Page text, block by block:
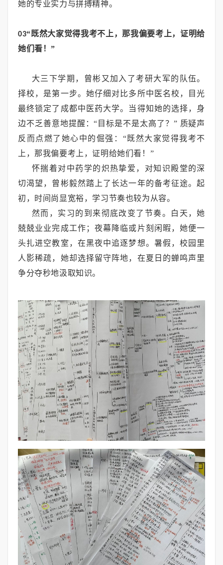
她的专业实力与拼搏精神。
03“既然大家觉得我考不上，那我偏要考上，证明给
她们看！”
大三下学期，曾彬又加入了考研大军的队伍。
择校，是第一步。她仔细对比多所中医名校，目光
最终锁定了成都中医药大学。当得知她的选择，身
边不乏善意地提醒：“目标是不是太高了？” 质疑声
反而点燃了她心中的倔强：“既然大家觉得我考不
上，那我偏要考上，证明给她们看！”
怀揣着对中药学的炽热挚爱，对知识殿堂的深
切渴望，曾彬毅然踏上了长达一年的备考征途。起
初，时间尚显宽裕，学习节奏也较为从容。
然而，实习的到来彻底改变了节奏。白天，她
兢兢业业完成工作；夜幕降临或片刻闲暇，她便一
头扎进空教室，在黑夜中追逐梦想。暑假，校园里
人影稀疏，她却选择留守阵地，在夏日的蝉鸣声里
争分夺秒地汲取知识。